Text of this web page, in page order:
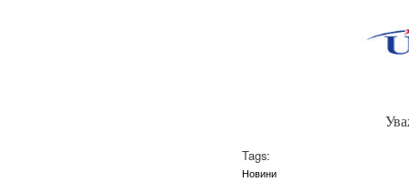
Tags:
Новини